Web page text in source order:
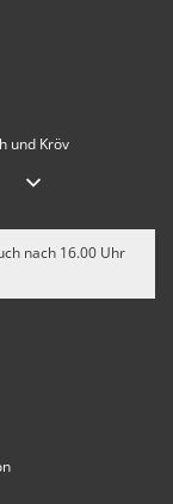
und Kröv
Schließzeiten
Von 08:00 bis 12:00 Uhr
nach 16.00 Uhr